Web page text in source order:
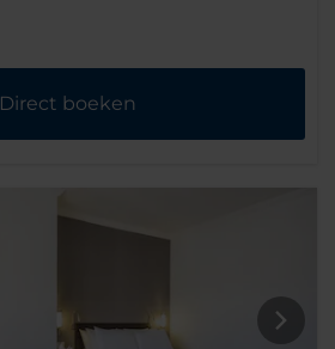
Direct boeken